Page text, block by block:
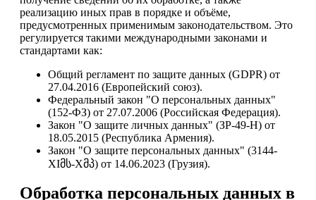
реализацию иных прав в порядке и объёме,
предусмотренных применимым законодательством. Это
регулируется такими международными законами и
стандартами как:
Общий регламент по защите данных (GDPR) от
27.04.2016 (Европейский союз).
Федеральный закон "О персональных данных"
(152-ФЗ) от 27.07.2006 (Российская Федерация).
Закон "О защите личных данных" (ЗР-49-Н) от
18.05.2015 (Республика Армения).
Закон "О защите персональных данных" (3144-
XIმს-Xმპ) от 14.06.2023 (Грузия).
Обработка персональных данных в